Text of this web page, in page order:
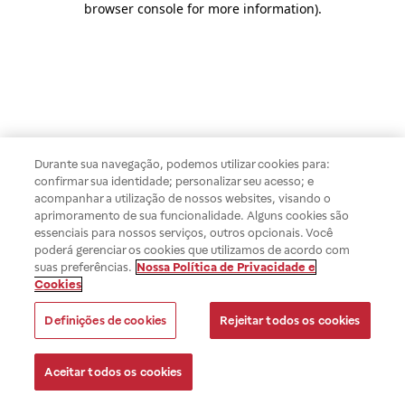
browser console for more information).
Durante sua navegação, podemos utilizar cookies para:
confirmar sua identidade; personalizar seu acesso; e
acompanhar a utilização de nossos websites, visando o
aprimoramento de sua funcionalidade. Alguns cookies são
essenciais para nossos serviços, outros opcionais. Você
poderá gerenciar os cookies que utilizamos de acordo com
suas preferências. Nossa Política de Privacidade e
Cookies
Definições de cookies Rejeitar todos os cookies
Aceitar todos os cookies